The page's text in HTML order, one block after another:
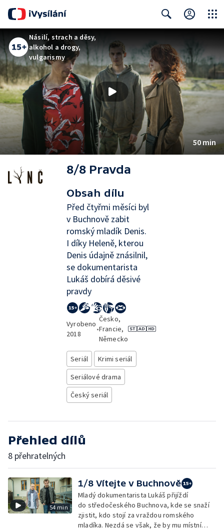
Násilí, strach a děsy,
alkohol a drogy,
vulgarismy
50 min
8/8 Pravda
Obsah dílu
Před čtyřmi měsíci byl
v Buchnově zabit
romský mladík Denis.
I díky Heleně, kterou
Denis údajně znásilnil,
se dokumentarista
Lukáš dobírá děsivé
pravdy
Vyrobeno
2018
•
Česko,
Francie,
Německo
Seriál
Krimi seriál
Seriálové drama
Český seriál
Přehled dílů
8 přehratelných
54 min
1/8 Vítejte v Buchnově
Mladý dokumentarista Lukáš přijíždí
do středočeského Buchnova, kde se snaží
zjistit, kdo stojí za vraždou romského
mladíka. Nezdá se však, že by mu místní